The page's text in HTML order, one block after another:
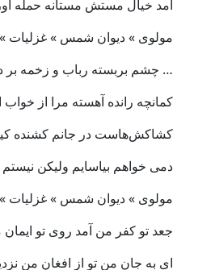
آمد خیال مستش مستانه حمله
مولوی » دیوان شمس » غزلیات »
… چشم بربسته رباب و زخمه بر
کمانچه رانده آهسته مرا از خواب
کشاکش‌هاست در جانم کشنده
دمی خواهم بیاسایم ولیکن
مولوی » دیوان شمس » غزلیات »
جعد تو کفر من آمد روی تو
ای به جان من تو از افغان من